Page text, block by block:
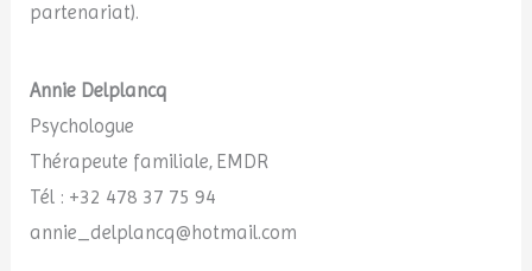
partenariat).
Annie Delplancq
Psychologue
Thérapeute familiale, EMDR
Tél : +32 478 37 75 94
annie_delplancq@hotmail.com